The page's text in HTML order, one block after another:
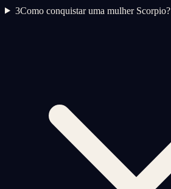
3Como conquistar uma mulher Scorpio?